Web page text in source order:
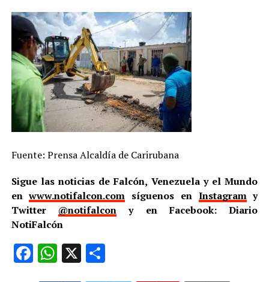
Fuente: Prensa Alcaldía de Carirubana
Sigue las noticias de Falcón, Venezuela y el Mundo
enwww.notifalcon.com síguenos en Instagramy
Twitter @notifalcon y en Facebook: Diario
NotiFalcón
Facebook
WhatsApp
X Compartir